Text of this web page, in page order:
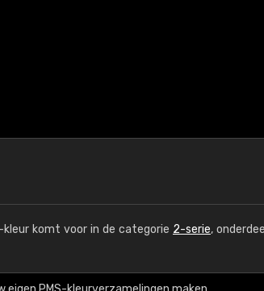
kleur komt voor in de categorie 2-serie,